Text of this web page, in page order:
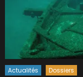
Actualités Dossiers